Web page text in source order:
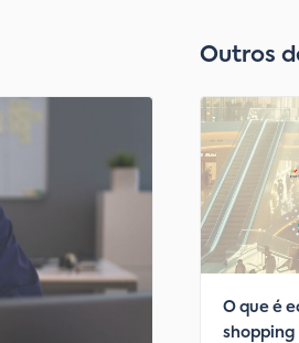
Outros
O que é
shopping